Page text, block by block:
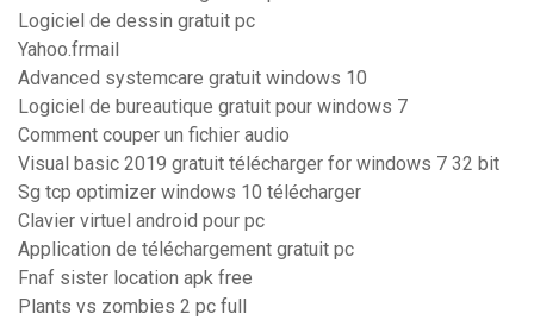
Logiciel de dessin gratuit pc
Yahoo.frmail
Advanced systemcare gratuit windows 10
Logiciel de bureautique gratuit pour windows 7
Comment couper un fichier audio
Visual basic 2019 gratuit télécharger for windows 7 32 bit
Sg tcp optimizer windows 10 télécharger
Clavier virtuel android pour pc
Application de téléchargement gratuit pc
Fnaf sister location apk free
Plants vs zombies 2 pc full